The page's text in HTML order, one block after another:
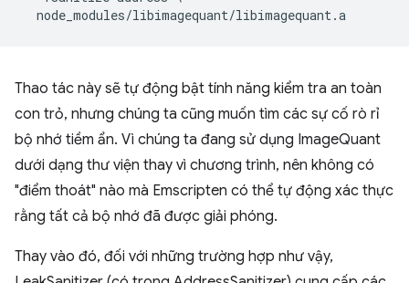
Thao tác này sẽ tự động bật tính năng kiểm tra an toàn
con trỏ, nhưng chúng ta cũng muốn tìm các sự cố rò rỉ
bộ nhớ tiềm ẩn. Vì chúng ta đang sử dụng ImageQuant
dưới dạng thư viện thay vì chương trình, nên không có
"điểm thoát" nào mà Emscripten có thể tự động xác thực
rằng tất cả bộ nhớ đã được giải phóng.
Thay vào đó, đối với những trường hợp như vậy,